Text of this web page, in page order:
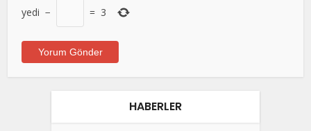
yedi − = 3
HABERLER